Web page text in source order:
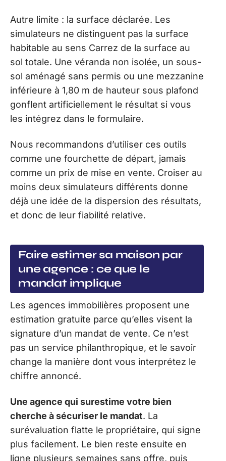
Autre limite : la surface déclarée. Les
simulateurs ne distinguent pas la surface
habitable au sens Carrez de la surface au
sol totale. Une véranda non isolée, un sous-
sol aménagé sans permis ou une mezzanine
inférieure à 1,80 m de hauteur sous plafond
gonflent artificiellement le résultat si vous
les intégrez dans le formulaire.
Nous recommandons d’utiliser ces outils
comme une fourchette de départ, jamais
comme un prix de mise en vente. Croiser au
moins deux simulateurs différents donne
déjà une idée de la dispersion des résultats,
et donc de leur fiabilité relative.
Faire estimer sa maison par
une agence : ce que le
mandat implique
Les agences immobilières proposent une
estimation gratuite parce qu’elles visent la
signature d’un mandat de vente. Ce n’est
pas un service philanthropique, et le savoir
change la manière dont vous interprétez le
chiffre annoncé.
Une agence qui surestime votre bien
cherche à sécuriser le mandat. La
surévaluation flatte le propriétaire, qui signe
plus facilement. Le bien reste ensuite en
ligne plusieurs semaines sans offre, puis